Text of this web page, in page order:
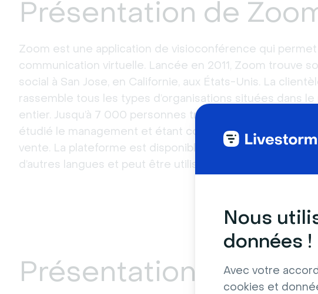
Nous
données !
Avec votre
cookies et
Présentation de
Zoom est une application de visioconférence qui permet
communication virtuelle. Lancée en 2011, Zoom trouve
social à San Jose, en Californie, aux États-Unis. La
rassemble tous les types d’organisations situées dans
entier. Jusqu’à 7 000 personnes travaillent pour Zoom, la
étudié le management et étant considérées comme des
vente. La plateforme est disponible en espagnol, en
d’autres langues et peut être utilisée sur la plupart des
Présentation de